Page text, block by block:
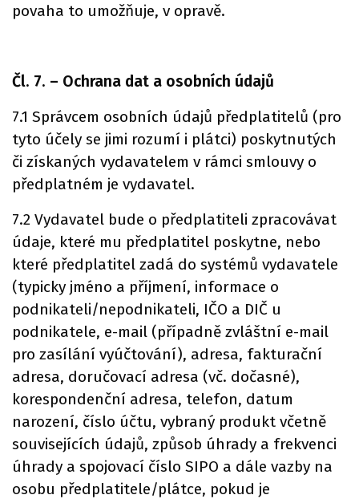
povaha to umožňuje, v opravě.
Čl. 7. – Ochrana dat a osobních údajů
7.1 Správcem osobních údajů předplatitelů (pro
tyto účely se jimi rozumí i plátci) poskytnutých
či získaných vydavatelem v rámci smlouvy o
předplatném je vydavatel.
7.2 Vydavatel bude o předplatiteli zpracovávat
údaje, které mu předplatitel poskytne, nebo
které předplatitel zadá do systémů vydavatele
(typicky jméno a příjmení, informace o
podnikateli/nepodnikateli, IČO a DIČ u
podnikatele, e-mail (případně zvláštní e-mail
pro zasílání vyúčtování), adresa, fakturační
adresa, doručovací adresa (vč. dočasné),
korespondenční adresa, telefon, datum
narození, číslo účtu, vybraný produkt včetně
souvisejících údajů, způsob úhrady a frekvenci
úhrady a spojovací číslo SIPO a dále vazby na
osobu předplatitele/plátce, pokud je